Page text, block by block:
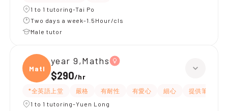
1 to 1 tutoring-Tai Po
Two days a week-1.5Hour/cls
Male tutor
Maths
year 9,Maths
$290/hr
*全英語上堂 嚴格 有耐性 有愛心 細心 提供筆記
1 to 1 tutoring-Yuen Long